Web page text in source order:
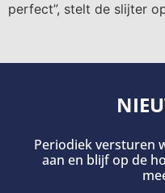
perfect”, stelt de slijter
Periodiek versturen
aan en blijf op de